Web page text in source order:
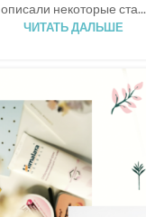
описали некоторые ста...
ЧИТАТЬ ДАЛЬШЕ